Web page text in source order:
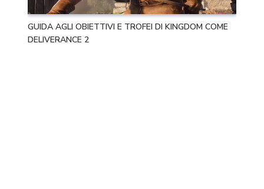
GUIDA AGLI OBIETTIVI E TROFEI DI KINGDOM COME
DELIVERANCE 2